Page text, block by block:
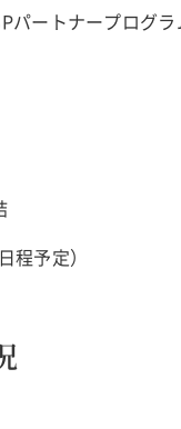
ートナープログラ
予定）